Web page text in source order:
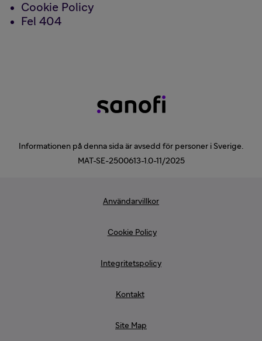
Cookie Policy
Fel 404
Informationen på denna sida är avsedd för personer i Sverige.
MAT-SE-2500613-1.0-11/2025
Användarvillkor
Cookie Policy
Integritetspolicy
Kontakt
Site Map